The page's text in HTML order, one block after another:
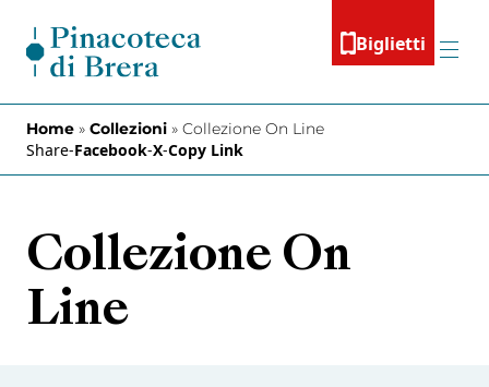
Biglietti
Menu
Home » Collezioni » Collezione On Line
Share-Facebook-X-Copy Link
Collezione On
Line